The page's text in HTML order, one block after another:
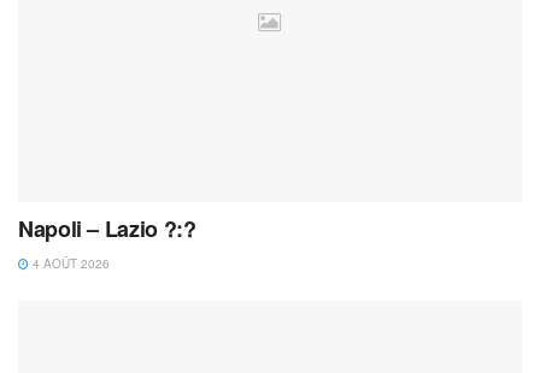
Napoli – Lazio ?:?
4 AOÛT 2026